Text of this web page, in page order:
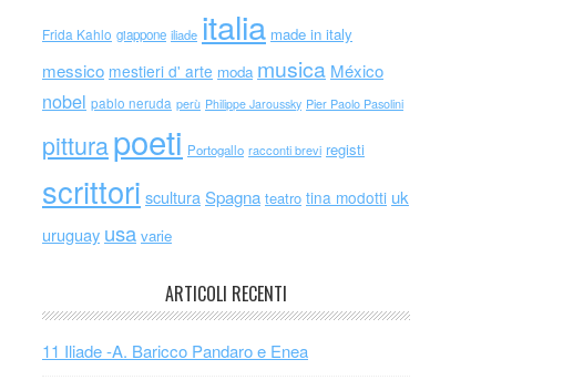
Frida Kahlo giappone iliade italia made in italy
messico mestieri d' arte moda musica México
nobel pablo neruda perù Philippe Jaroussky Pier Paolo Pasolini
pitturapoeti Portogallo racconti brevi registi
scrittori scultura Spagna teatro tina modotti uk
uruguay usa varie
ARTICOLI RECENTI
11 Iliade -A. Baricco Pandaro e Enea